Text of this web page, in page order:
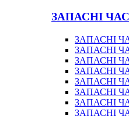
ЗАПАСНІ
ЗАПАСНІ
ЗАПАСНІ
ЗАПАСНІ
ЗАПАСНІ
ЗАПАСНІ
ЗАПАСНІ
ЗАПАСНІ
ЗАПАСНІ